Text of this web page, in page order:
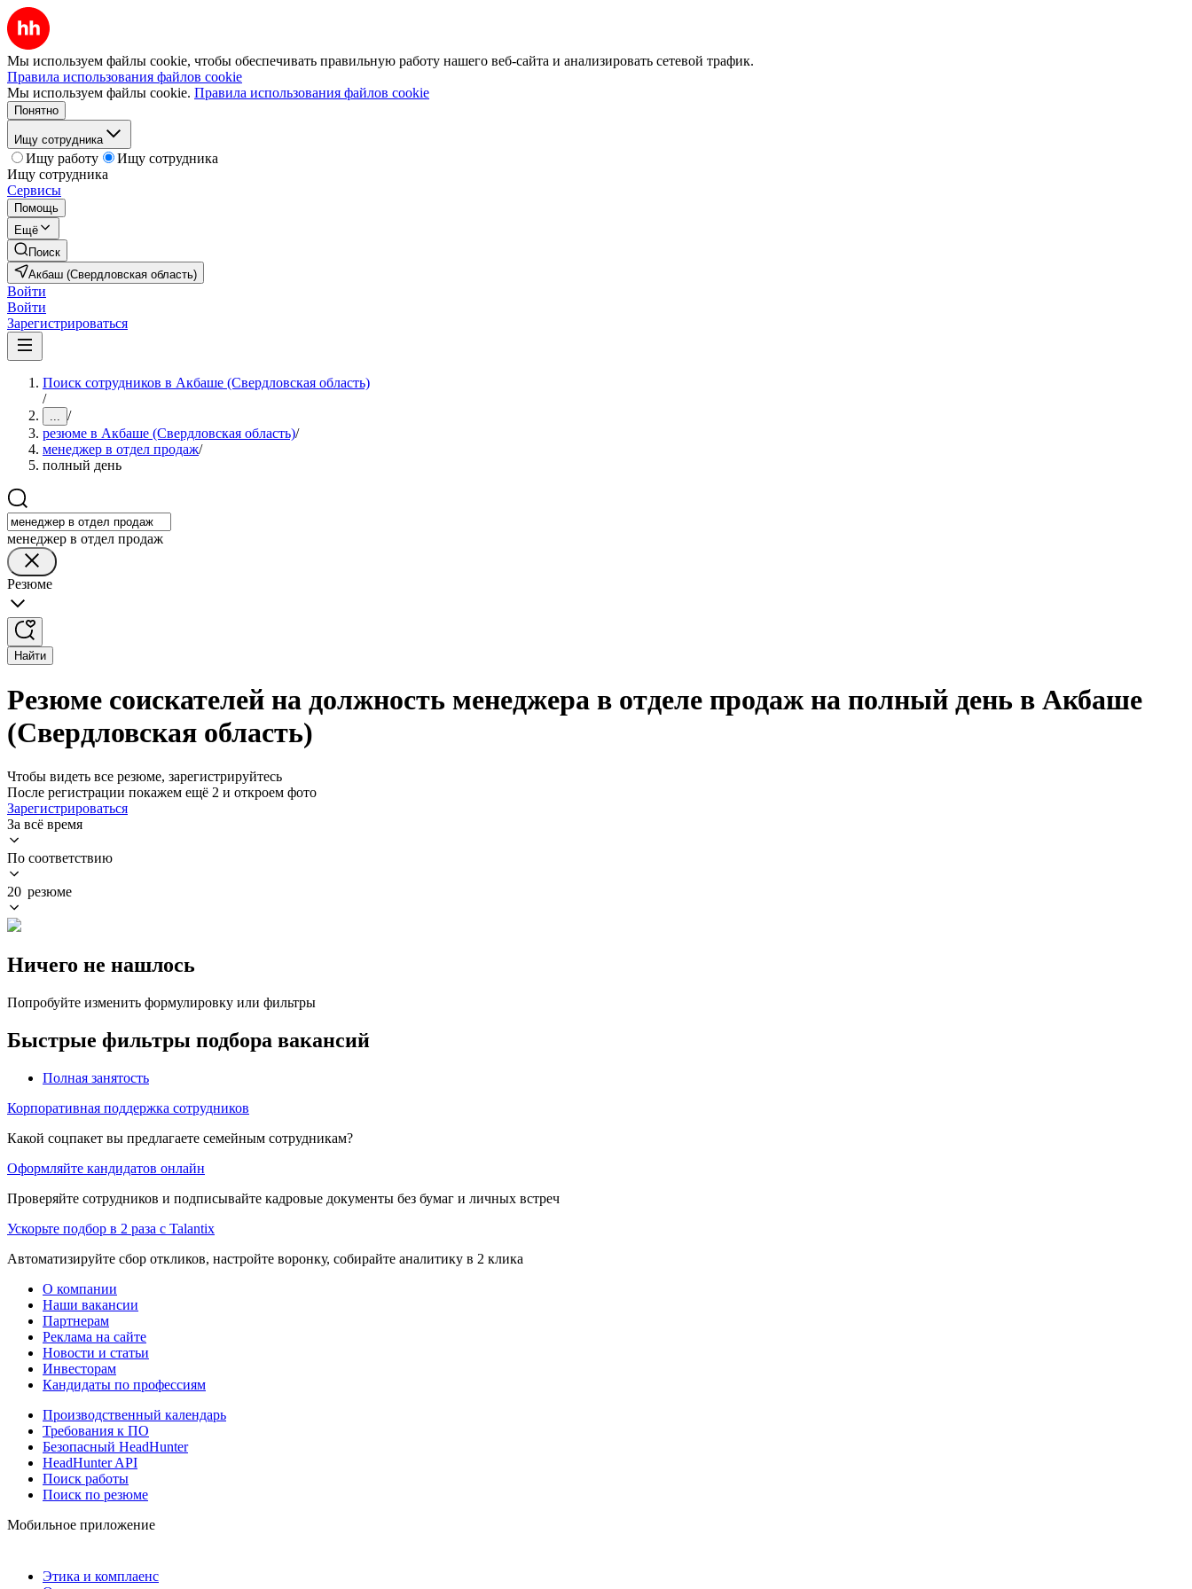
Мы используем файлы cookie, чтобы обеспечивать правильную работу нашего веб-сайта и анализировать сетевой трафик.
Правила использования файлов cookie
Мы используем файлы cookie. Правила использования файлов cookie
Понятно
Ищу сотрудника
Ищу работу
Ищу сотрудника
Ищу сотрудника
Сервисы
Помощь
Ещё
Поиск
Акбаш (Свердловская область)
Войти
Войти
Зарегистрироваться
Поиск сотрудников в Акбаше (Свердловская область)
/
... /
резюме в Акбаше (Свердловская область)/
менеджер в отдел продаж/
полный день
менеджер в отдел продаж
Резюме
Найти
Резюме соискателей на должность менеджера в отделе продаж на полный день в Акбаше
(Свердловская область)
Чтобы видеть все резюме, зарегистрируйтесь
После регистрации покажем ещё 2 и откроем фото
Зарегистрироваться
За всё время
По соответствию
20 резюме
Ничего не нашлось
Попробуйте изменить формулировку или фильтры
Быстрые фильтры подбора вакансий
Полная занятость
Корпоративная поддержка сотрудников
Какой соцпакет вы предлагаете семейным сотрудникам?
Оформляйте кандидатов онлайн
Проверяйте сотрудников и подписывайте кадровые документы без бумаг и личных встреч
Ускорьте подбор в 2 раза с Talantix
Автоматизируйте сбор откликов, настройте воронку, собирайте аналитику в 2 клика
О компании
Наши вакансии
Партнерам
Реклама на сайте
Новости и статьи
Инвесторам
Кандидаты по профессиям
Производственный календарь
Требования к ПО
Безопасный HeadHunter
HeadHunter API
Поиск работы
Поиск по резюме
Мобильное приложение
Этика и комплаенс